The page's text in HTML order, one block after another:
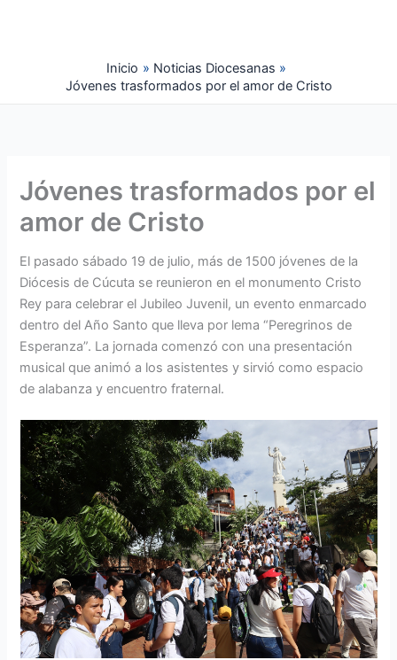
Inicio
Noticias Diocesanas
Jóvenes trasformados por el amor de Cristo
Jóvenes trasformados por el
amor de Cristo
El pasado sábado 19 de julio, más de 1500 jóvenes de la
Diócesis de Cú­cuta se reunieron en el monumento Cristo
Rey para celebrar el Jubileo Juve­nil, un evento enmarcado
dentro del Año Santo que lleva por lema “Peregrinos de
Esperanza”. La jornada comenzó con una presentación
musical que animó a los asistentes y sirvió como espacio
de alabanza y encuentro fraternal.